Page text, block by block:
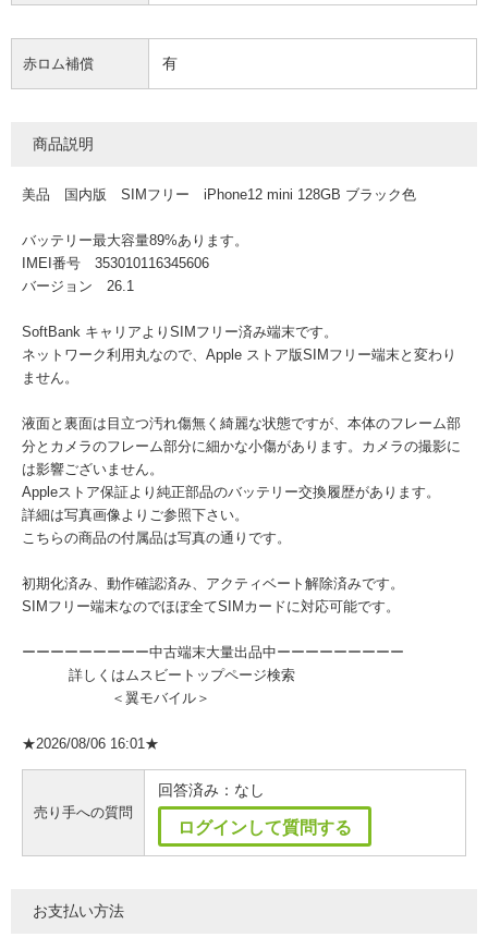
赤ロム補償 有
商品説明
美品 国内版 SIMフリー iPhone12 mini 128GB ブラック色
バッテリー最大容量89%あります。
IMEI番号 353010116345606
バージョン 26.1
SoftBank キャリアよりSIMフリー済み端末です。
ネットワーク利用丸なので、Apple ストア版SIMフリー端末と変わり
ません。
液面と裏面は目立つ汚れ傷無く綺麗な状態ですが、本体のフレーム部
分とカメラのフレーム部分に細かな小傷があります。カメラの撮影に
は影響ございません。
Appleストア保証より純正部品のバッテリー交換履歴があります。
詳細は写真画像よりご参照下さい。
こちらの商品の付属品は写真の通りです。
初期化済み、動作確認済み、アクティベート解除済みです。
SIMフリー端末なのでほぼ全てSIMカードに対応可能です。
ーーーーーーーーー中古端末大量出品中ーーーーーーーーー
詳しくはムスビートップページ検索
＜翼モバイル＞
★2026/08/06 16:01★
売り手への質問
回答済み：なし
ログインして質問する
お支払い方法